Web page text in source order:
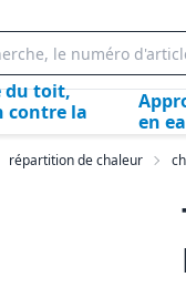
du toit,
contre la
en
répartition de chaleur